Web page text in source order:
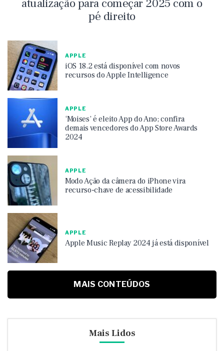
atualização para começar 2025 com o
pé direito
APPLE
iOS 18.2 está disponível com novos
recursos do Apple Intelligence
APPLE
‘Moises’ é eleito App do Ano; confira
demais vencedores do App Store Awards
2024
APPLE
Modo Ação da câmera do iPhone vira
recurso-chave de acessibilidade
APPLE
Apple Music Replay 2024 já está disponível
MAIS CONTEÚDOS
Mais Lidos